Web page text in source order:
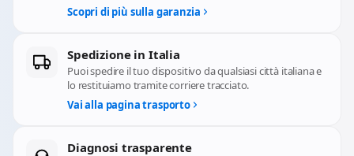
Scopri di più sulla garanzia
Spedizione in Italia
Puoi spedire il tuo dispositivo da qualsiasi città italiana e
lo restituiamo tramite corriere tracciato.
Vai alla pagina trasporto
Diagnosi trasparente